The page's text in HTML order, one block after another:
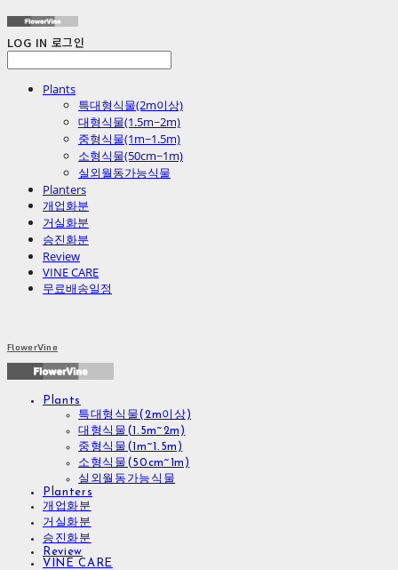
LOG IN 로그인
Plants
특대형식물(2m이상)
대형식물(1.5m~2m)
중형식물(1m~1.5m)
소형식물(50cm~1m)
실외월동가능식물
Planters
개업화분
거실화분
승진화분
Review
VINE CARE
무료배송일정
FlowerVine
Plants
특대형식물(2m이상)
대형식물(1.5m~2m)
중형식물(1m~1.5m)
소형식물(50cm~1m)
실외월동가능식물
Planters
개업화분
거실화분
승진화분
Review
VINE CARE